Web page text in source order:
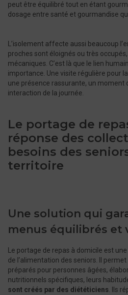
peut être équilibré tout en étant
dosage entre santé et gourmandise
L’isolement affecte aussi beaucoup
proches sont éloignés ou très
mécaniques. C’est là que le lien
importance. Une visite régulière pour
une présence rassurante, un moment
interaction de la journée.
Le portage de
réponse des
besoins des
territoire
Une solution qui
menus équilibrés et
Le portage de repas à domicile est
de l’alimentation des seniors. Il
préparés pour personnes âgées,
nutritionnels spécifiques, leurs
sont créés par des diététiciens . Ils